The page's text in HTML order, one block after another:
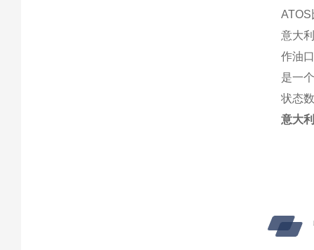
意大
作油
是一
状态
意大